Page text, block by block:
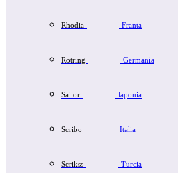
Rhodia Franta
Rotring Germania
Sailor Japonia
Scribo Italia
Scrikss Turcia